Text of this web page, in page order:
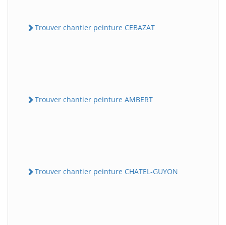
Trouver chantier peinture CEBAZAT
Trouver chantier peinture AMBERT
Trouver chantier peinture CHATEL-GUYON